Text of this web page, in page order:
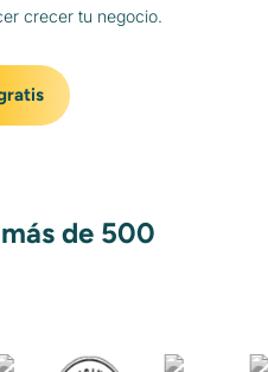
crecer tu negocio.
de 500